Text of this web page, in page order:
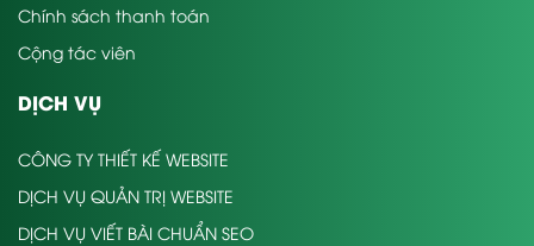
Chính sách thanh toán
Cộng tác viên
DỊCH VỤ
CÔNG TY THIẾT KẾ WEBSITE
DỊCH VỤ QUẢN TRỊ WEBSITE
DỊCH VỤ VIẾT BÀI CHUẨN SEO